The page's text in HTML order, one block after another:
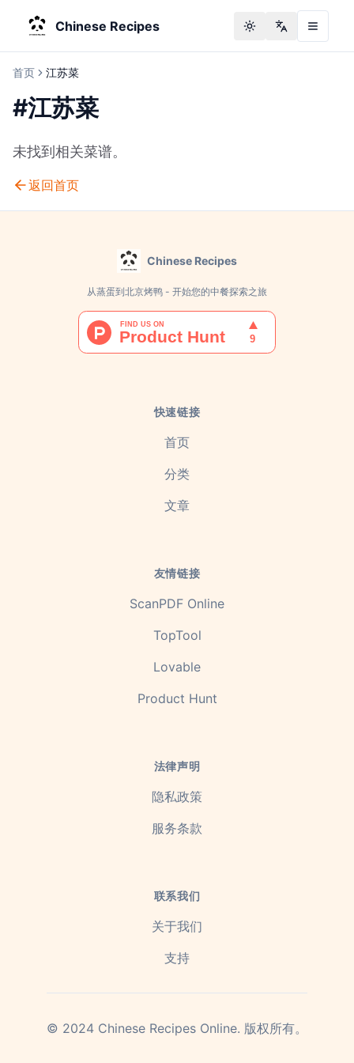
Chinese Recipes Toggle theme
Change
首页 江苏菜
#江苏菜
未找到相关菜谱。
返回首页
Chinese Recipes
从蒸蛋到北京烤鸭 - 开始您的中餐探索之旅
快速链接
首页
分类
文章
友情链接
ScanPDF Online
TopTool
Lovable
Product Hunt
法律声明
隐私政策
服务条款
联系我们
关于我们
支持
© 2024 Chinese Recipes Online. 版权所有。